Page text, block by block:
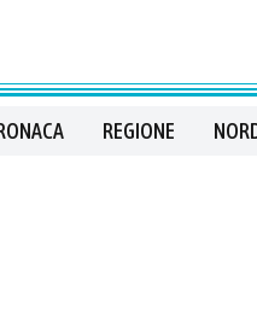
REGIONE